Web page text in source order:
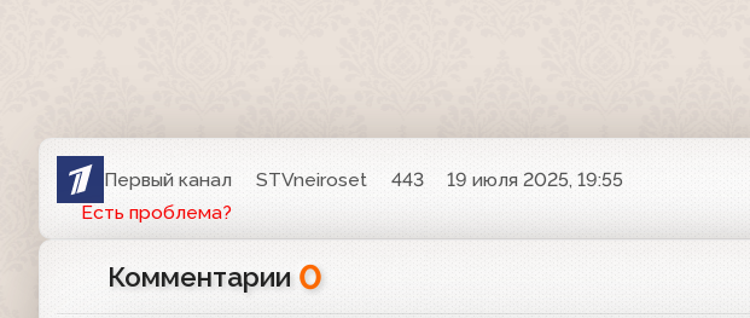
Первый канал STVneiroset 443
19 июля 2025, 19:55
Есть проблема?
Комментарии 0